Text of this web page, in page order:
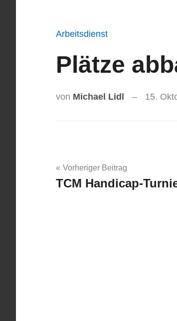
Arbeitsdienst
Plätze
von Michael Lidl 15.
Beitragsnavigation
Vorheriger Beitrag
TCM Handicap-